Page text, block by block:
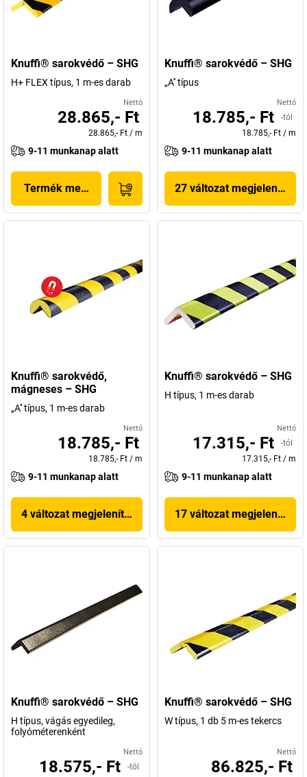
Knuffi® sarokvédő – SHG
H+ FLEX típus, 1 m-es darab
Nettó
28.865,- Ft
28.865,- Ft / m
9-11 munkanap alatt
Termék megjelenítése
Knuffi® sarokvédő – SHG
„A'' típus
Nettó
18.785,- Ft
-tól
18.785,- Ft / m
9-11 munkanap alatt
27 változat megjelenítése
Knuffi® sarokvédő,
mágneses – SHG
„A'' típus, 1 m-es darab
Nettó
18.785,- Ft
18.785,- Ft / m
9-11 munkanap alatt
4 változat megjelenítése
Knuffi® sarokvédő – SHG
H típus, 1 m-es darab
Nettó
17.315,- Ft
-tól
17.315,- Ft / m
9-11 munkanap alatt
17 változat megjelenítése
Knuffi® sarokvédő – SHG
H típus, vágás egyedileg,
folyóméterenként
Nettó
18.575,- Ft
-tól
Knuffi® sarokvédő – SHG
W típus, 1 db 5 m-es tekercs
Nettó
86.825,- Ft